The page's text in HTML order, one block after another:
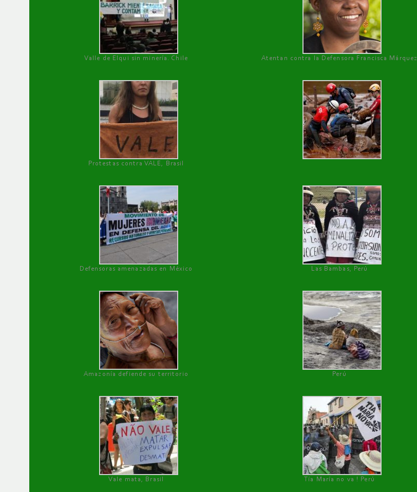
Valle de Elqui sin minería. Chile Atentan contra la Defensora Francisca Márquez
Protestas contra VALE, Brasil
Defensoras amenazadas en México Las Bambas, Perú
Amazonía defiende su territorio Perú
Vale mata, Brasil Tía María no va ! Perú